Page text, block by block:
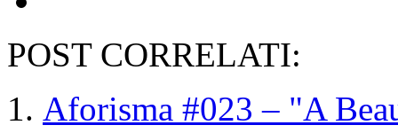
POST CORRELATI:
Aforisma #023 – "A